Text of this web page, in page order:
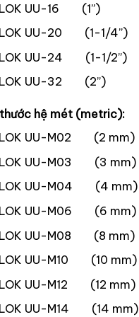
UU-16 (1”)
UU-20 (1-1/4”)
UU-24 (1-1/2”)
UU-32 (2”)
thước hệ mét (metric):
UU-M02 (2 mm)
UU-M03 (3 mm)
UU-M04 (4 mm)
UU-M06 (6 mm)
UU-M08 (8 mm)
UU-M10 (10 mm)
UU-M12 (12 mm)
UU-M14 (14 mm)